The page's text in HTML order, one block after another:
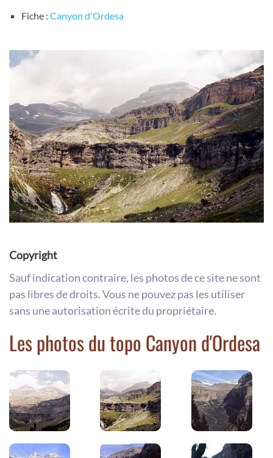
Fiche : Canyon d'Ordesa
Copyright
Sauf indication contraire, les photos de ce site ne sont
pas libres de droits. Vous ne pouvez pas les utiliser
sans une autorisation écrite du propriétaire.
Les photos du topo Canyon d'Ordesa